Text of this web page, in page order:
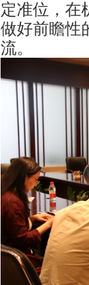
定准位，在
做好前瞻性
流。